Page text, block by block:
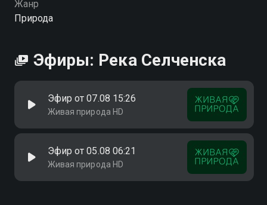
Жанр
Природа
Эфиры: Река Селченска
Эфир от 07.08 15:26
Живая природа HD
Эфир от 05.08 06:21
Живая природа HD